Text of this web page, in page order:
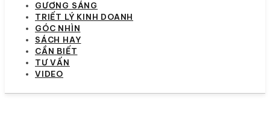
GƯƠNG SÁNG
TRIẾT LÝ KINH DOANH
GÓC NHÌN
SÁCH HAY
CẦN BIẾT
TƯ VẤN
VIDEO